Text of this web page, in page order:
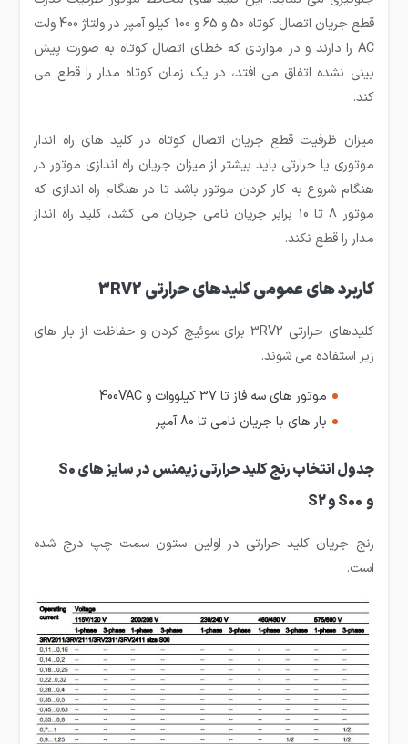
قطع جریان اتصال کوتاه 50 و 65 و 100 کیلو آمپر در ولتاژ 400 ولت
AC را دارند و در مواردی که خطای اتصال کوتاه به صورت پیش
بینی نشده اتفاق می افتد، در یک زمان کوتاه مدار را قطع می
کند.
میزان ظرفیت قطع جریان اتصال کوتاه در کلید های راه انداز
موتوری یا حرارتی باید بیشتر از میزان جریان راه اندازی موتور در
هنگام شروع به کار کردن موتور باشد تا در هنگام راه اندازی که
موتور 8 تا 10 برابر جریان نامی جریان می کشد، کلید راه انداز
مدار را قطع نکند.
کاربرد های عمومی کلیدهای حرارتی 3RV2
کلیدهای حرارتی 3RV2 برای سوئیچ کردن و حفاظت از بار های
زیر استفاده می شوند.
موتور های سه فاز تا 37 کیلووات و 400VAC
بار های با جریان نامی تا 80 آمپر
جدول انتخاب رنج کلید حرارتی زیمنس در سایز های S0
و S00 و S2
رنج جریان کلید حرارتی در اولین ستون سمت چپ درج شده
است.